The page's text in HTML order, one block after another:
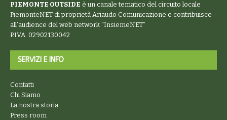
PIEMONTE OUTSIDE è un canale tematico del circuito locale
PiemonteNET di proprietà Ariaudo Comunicazione e contribuisce
all’audience del web network “InsiemeNET”
P.IVA. 02902130042
SERVIZI E INFO
Contatti
Chi Siamo
La nostra storia
Press room